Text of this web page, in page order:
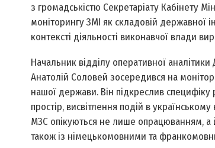
з громадськістю Секретаріату Кабінету
моніторингу ЗМІ як складовій державної
контексті діяльності виконавчої влади
Начальник відділу оперативної
Анатолій Соловей зосередився на
нашої держави. Він підкреслив специфіку
простір, висвітлення подій в
МЗС опікуються не лише опрацюванням, а
також із німецькомовними та